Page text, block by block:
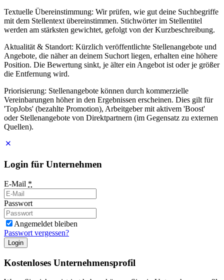
Textuelle Übereinstimmung: Wir prüfen, wie gut deine Suchbegriffe
mit dem Stellentext übereinstimmen. Stichwörter im Stellentitel
werden am stärksten gewichtet, gefolgt von der Kurzbeschreibung.
Aktualität & Standort: Kürzlich veröffentlichte Stellenangebote und
Angebote, die näher an deinem Suchort liegen, erhalten eine höhere
Position. Die Bewertung sinkt, je älter ein Angebot ist oder je größer
die Entfernung wird.
Priorisierung: Stellenangebote können durch kommerzielle
Vereinbarungen höher in den Ergebnissen erscheinen. Dies gilt für
'TopJobs' (bezahlte Promotion), Arbeitgeber mit aktivem 'Boost'
oder Stellenangebote von Direktpartnern (im Gegensatz zu externen
Quellen).
Login für Unternehmen
E-Mail *
Passwort
Angemeldet bleiben
Passwort vergessen?
Login
Kostenloses Unternehmensprofil